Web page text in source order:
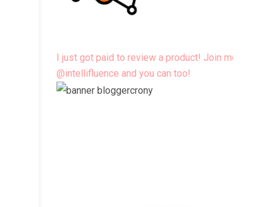
I just got paid to review a product! Join me
@intellifluence and you can too!